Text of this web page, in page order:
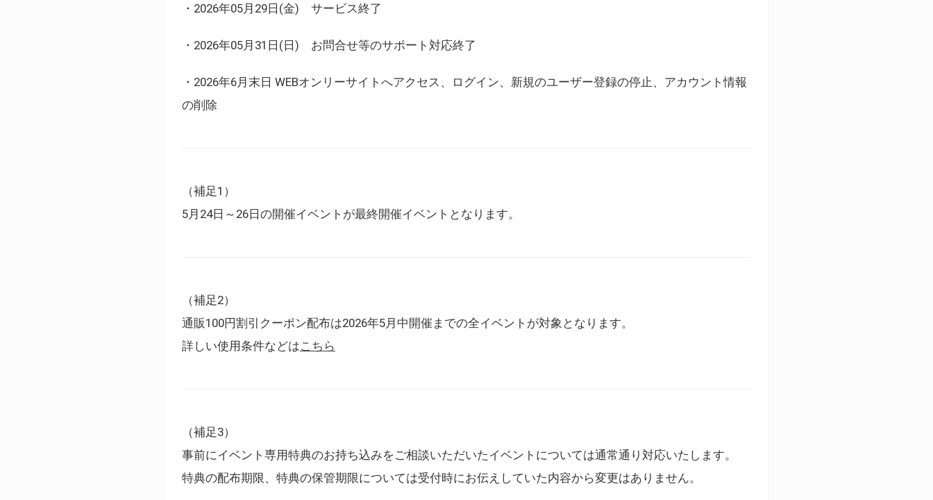
・2026年05月29日(金) サービス終了
・2026年05月31日(日) お問合せ等のサポート対応終了
・2026年6月末日 WEBオンリーサイトへアクセス、ログイン、新規のユーザー登録の停止、アカウント情報
の削除
（補足1）
5月24日～26日の開催イベントが最終開催イベントとなります。
（補足2）
通販100円割引クーポン配布は2026年5月中開催までの全イベントが対象となります。
詳しい使用条件などはこちら
（補足3）
事前にイベント専用特典のお持ち込みをご相談いただいたイベントについては通常通り対応いたします。
特典の配布期限、特典の保管期限については受付時にお伝えしていた内容から変更はありません。